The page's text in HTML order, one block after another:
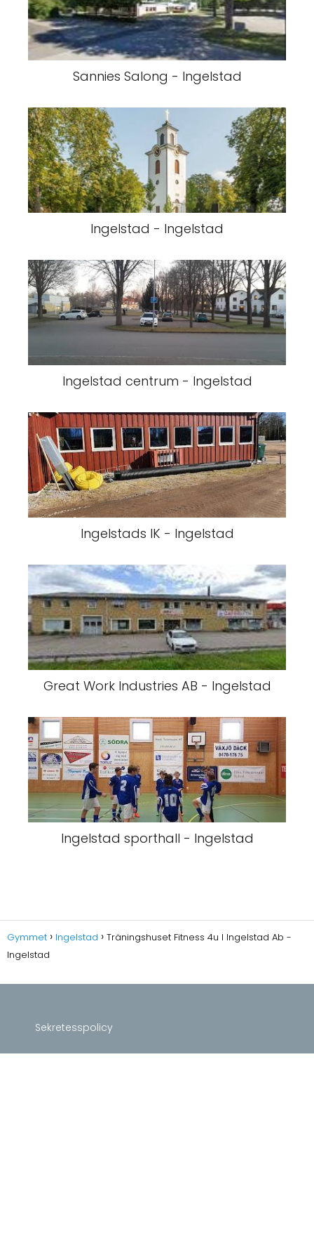
Sannies Salong - Ingelstad
Ingelstad - Ingelstad
Ingelstad centrum - Ingelstad
Ingelstads IK - Ingelstad
Great Work Industries AB - Ingelstad
Ingelstad sporthall - Ingelstad
Gymmet Ingelstad
Träningshuset Fitness 4u I Ingelstad Ab -
Ingelstad
Sekretesspolicy